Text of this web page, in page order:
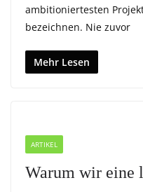
ambitioniertesten
bezeichnen. Nie zuvor
Mehr Lesen
ARTIKEL
Warum wir eine